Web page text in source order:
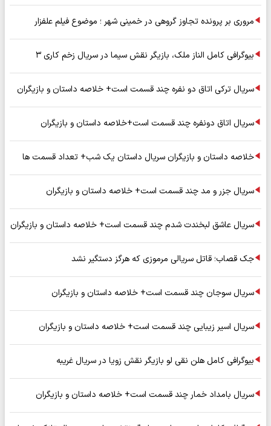
مروری بر پرونده تجاوز گروهی در خمینی شهر ؛ موضوع فیلم علفزار
بیوگرافی کامل الناز ملک، بازیگر نقش سیما در سریال زخم کاری ۳
سریال ترکی اتاق دو نفره چند قسمت است+ خلاصه داستان و بازیگران
سریال اتاق دونفره چند قسمت است+خلاصه داستان و بازیگران
خلاصه داستان و بازیگران سریال داستان یک شب+ تعداد قسمت ها
سریال جزر و مد چند قسمت است+ خلاصه داستان و بازیگران
سریال عاشق لبخندت شدم چند قسمت است+ خلاصه داستان و بازیگران
جک قصاب؛ قاتل سریالی مرموزی که هرگز دستگیر نشد
سریال سوجان چند قسمت است+ خلاصه داستان و بازیگران
سریال اسیر زیبایی چند قسمت است+ خلاصه داستان و بازیگران
بیوگرافی کامل هلن نقی لو بازیگر نقش زویا در سریال غریبه
سریال بامداد خمار چند قسمت است+ خلاصه داستان و بازیگران